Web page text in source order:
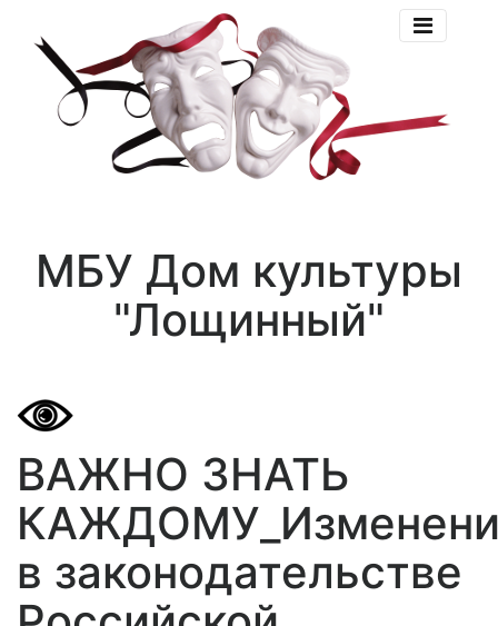
МБУ Дом культуры
"Лощинный"
ВАЖНО ЗНАТЬ
в законодательстве